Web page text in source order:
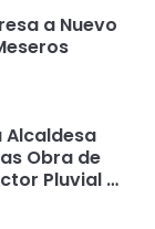
a Nuevo
Alcaldesa
Obra de
Pluvial en